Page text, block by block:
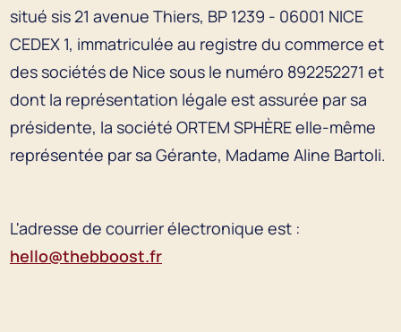
situé sis 21 avenue Thiers, BP 1239 - 06001 NICE
CEDEX 1, immatriculée au registre du commerce et
des sociétés de Nice sous le numéro 892252271 et
dont la représentation légale est assurée par sa
présidente, la société ORTEM SPHÈRE elle-même
représentée par sa Gérante, Madame Aline Bartoli.
L'adresse de courrier électronique est :
hello@thebboost.fr